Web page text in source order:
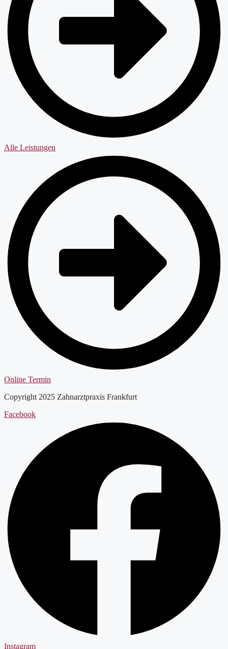
Alle Leistungen
Online Termin
Copyright 2025 Zahnarztpraxis Frankfurt
Facebook
Instagram